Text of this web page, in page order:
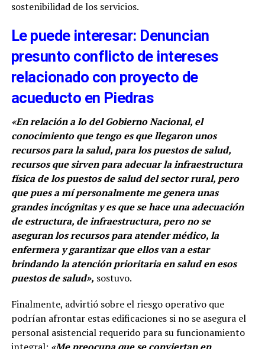
sostenibilidad de los servicios.
Le puede interesar: Denuncian
presunto conflicto de intereses
relacionado con proyecto de
acueducto en Piedras
«En relación a lo del Gobierno Nacional, el
conocimiento que tengo es que llegaron unos
recursos para la salud, para los puestos de salud,
recursos que sirven para adecuar la infraestructura
física de los puestos de salud del sector rural, pero
que pues a mí personalmente me genera unas
grandes incógnitas y es que se hace una adecuación
de estructura, de infraestructura, pero no se
aseguran los recursos para atender médico, la
enfermera y garantizar que ellos van a estar
brindando la atención prioritaria en salud en esos
puestos de salud», sostuvo.
Finalmente, advirtió sobre el riesgo operativo que
podrían afrontar estas edificaciones si no se asegura el
personal asistencial requerido para su funcionamiento